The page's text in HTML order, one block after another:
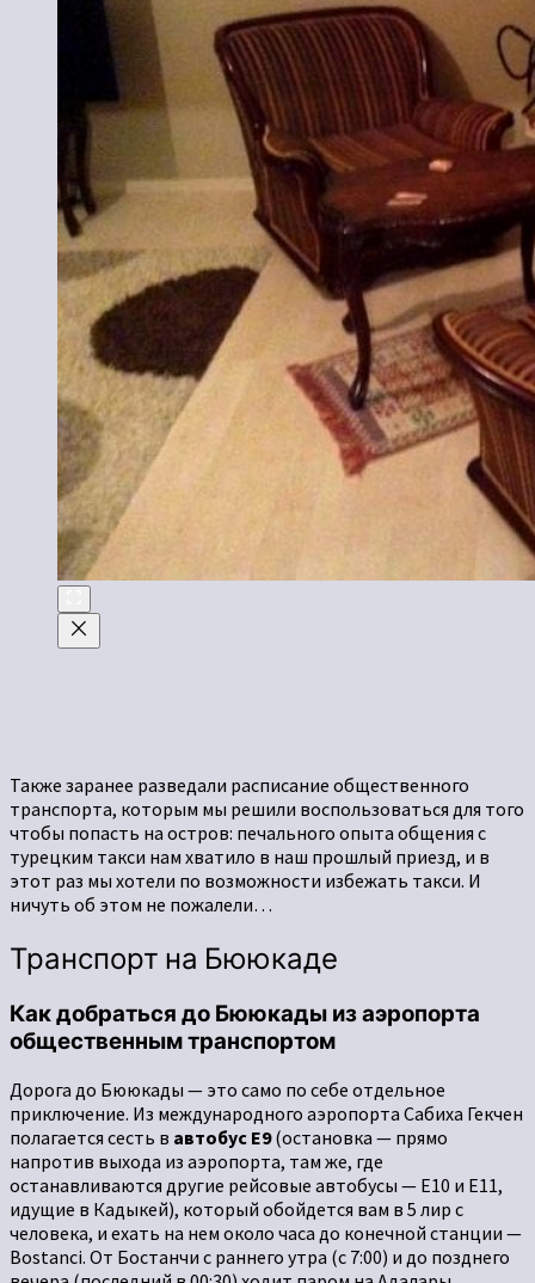
Также заранее разведали расписание общественного
транспорта, которым мы решили воспользоваться для того
чтобы попасть на остров: печального опыта общения с
турецким такси нам хватило в наш прошлый приезд, и в
этот раз мы хотели по возможности избежать такси. И
ничуть об этом не пожалели…
Транспорт на Бююкаде
Как добраться до Бююкады из аэропорта
общественным транспортом
Дорога до Бююкады — это само по себе отдельное
приключение. Из международного аэропорта Сабиха Гекчен
полагается сесть в автобус Е9(остановка — прямо
напротив выхода из аэропорта, там же, где
останавливаются другие рейсовые автобусы — Е10 и Е11,
идущие в Кадыкей), который обойдется вам в 5 лир с
человека, и ехать на нем около часа до конечной станции —
Bostanci. От Бостанчи с раннего утра (с 7:00) и до позднего